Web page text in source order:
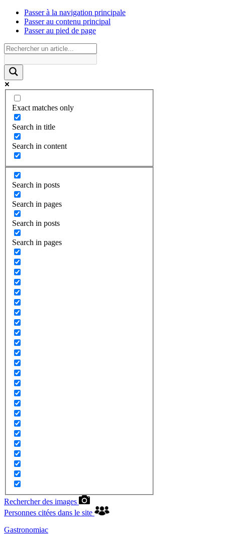
Passer à la navigation principale
Passer au contenu principal
Passer au pied de page
Exact matches only
Search in title
Search in content
Search in posts
Search in pages
Search in posts
Search in pages
Rechercher des images
Personnes citées dans le site
Gastronomiac